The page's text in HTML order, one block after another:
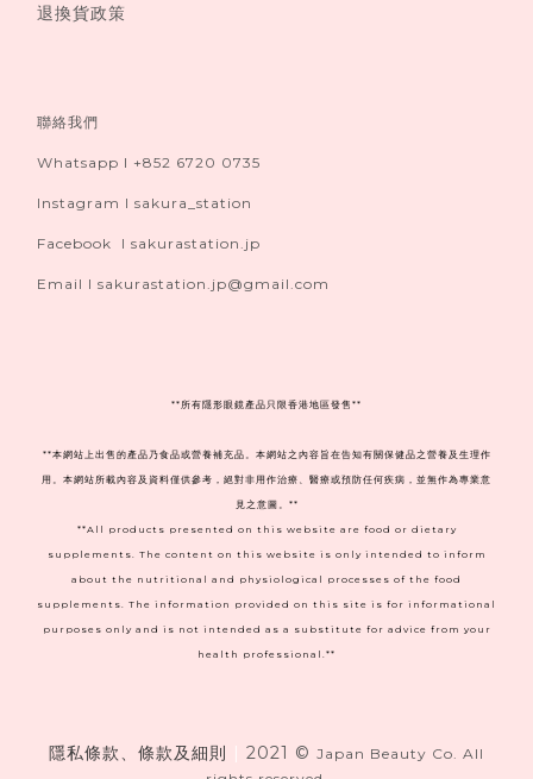
退換貨政策
聯絡我們
Whatsapp I +852 6720 0735
Instagram I sakura_station
Facebook I sakurastation.jp
Email I sakurastation.jp@gmail.com
** 所有隱形眼鏡產品只限香港地區發售**
**本網站上出售的產品乃食品或營養補充品。本網站之內容旨在告知有關保健品之營養及生理作
用。本網站所載內容及資料僅供參考，絕對非用作治療、醫療或預防任何疾病，並無作為專業意
見之意圖。**
**All products presented on this website are food or dietary
supplements. The content on this website is only intended to inform
about the nutritional and physiological processes of the food
supplements. The information provided on this site is for informational
purposes only and is not intended as a substitute for advice from your
health professional.**
隱私條款、條款及細則 2021 © Japan Beauty Co. All